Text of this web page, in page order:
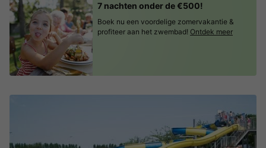
7 nachten onder de €500!
Boek nu een voordelige zomervakantie &
profiteer aan het zwembad! Ontdek meer